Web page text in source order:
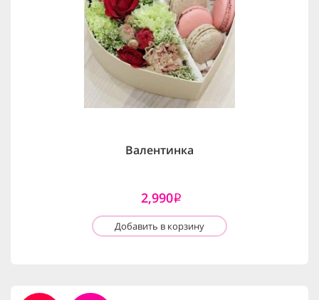
Валентинка
2,990i
Добавить в корзину